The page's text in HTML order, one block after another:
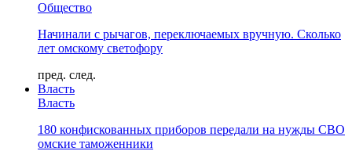
Общество
Начинали с рычагов, переключаемых вручную. Сколько
лет омскому светофору
пред. след.
Власть
Власть
180 конфискованных приборов передали на нужды СВО
омские таможенники